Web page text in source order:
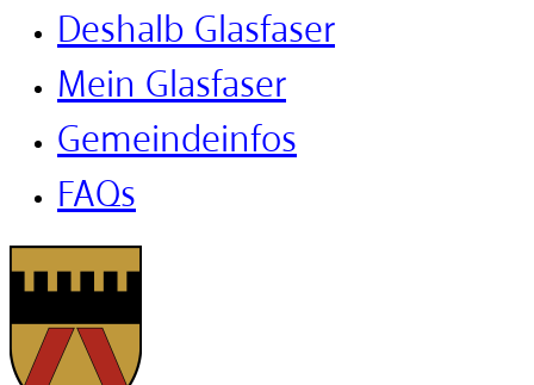
Deshalb Glasfaser
Mein Glasfaser
Gemeindeinfos
FAQs